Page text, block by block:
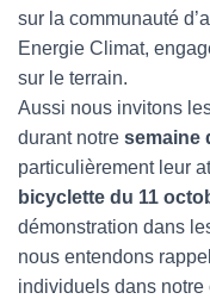
sur la communauté
Energie Climat,
sur le terrain.
Aussi nous invitons
durant notre semaine
particulièrement leur
bicyclette du 11
démonstration dans
nous entendons
individuels dans